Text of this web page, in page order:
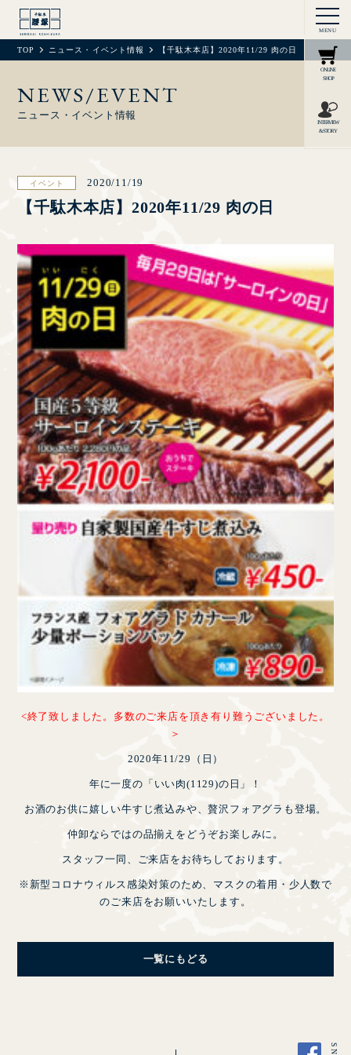
MENU
CLOSE
ONLINE
SHOP
INTERVIEW
& STORY
TOP ニュース・イベント情報 【千駄木本店】2020年11/29 肉の日
NEWS/EVENT
ニュース・イベント情報
イベント 2020/11/19
【千駄木本店】2020年11/29 肉の日
<終了致しました。多数のご来店を頂き有り難うございました。
＞
2020年11/29（日）
年に一度の「いい肉(1129)の日」！
お酒のお供に嬉しい牛すじ煮込みや、贅沢フォアグラも登場。
仲卸ならではの品揃えをどうぞお楽しみに。
スタッフ一同、ご来店をお待ちしております。
※新型コロナウィルス感染対策のため、マスクの着用・少人数で
のご来店をお願いいたします。
一覧にもどる